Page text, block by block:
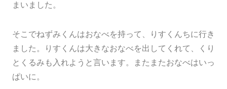
まいました。
そこでねずみくんはおなべを持って、りすくんちに行き
ました。りすくんは大きなおなべを出してくれて、くり
とくるみも入れようと言います。またまたおなべはいっ
ぱいに。